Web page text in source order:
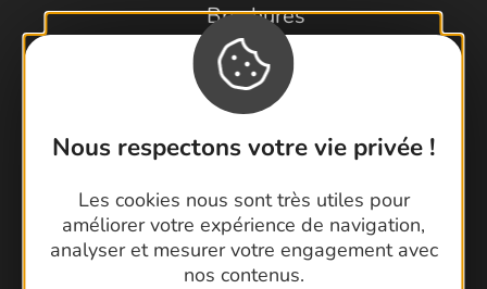
Nous respectons votre vie privée !
Les cookies nous sont très utiles pour
améliorer votre expérience de navigation,
analyser et mesurer votre engagement avec
nos contenus.
Brochures
Cartoguides et Topoguides
Latitude Gard